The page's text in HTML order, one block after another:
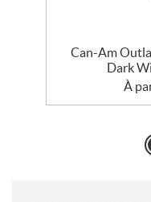
Can-Am
Dark
À